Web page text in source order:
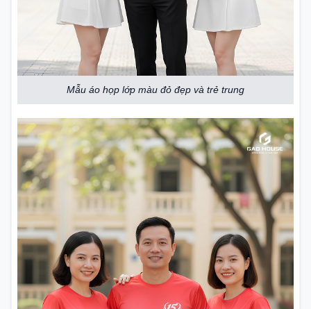
Mẫu áo họp lớp màu đỏ đẹp và trẻ trung